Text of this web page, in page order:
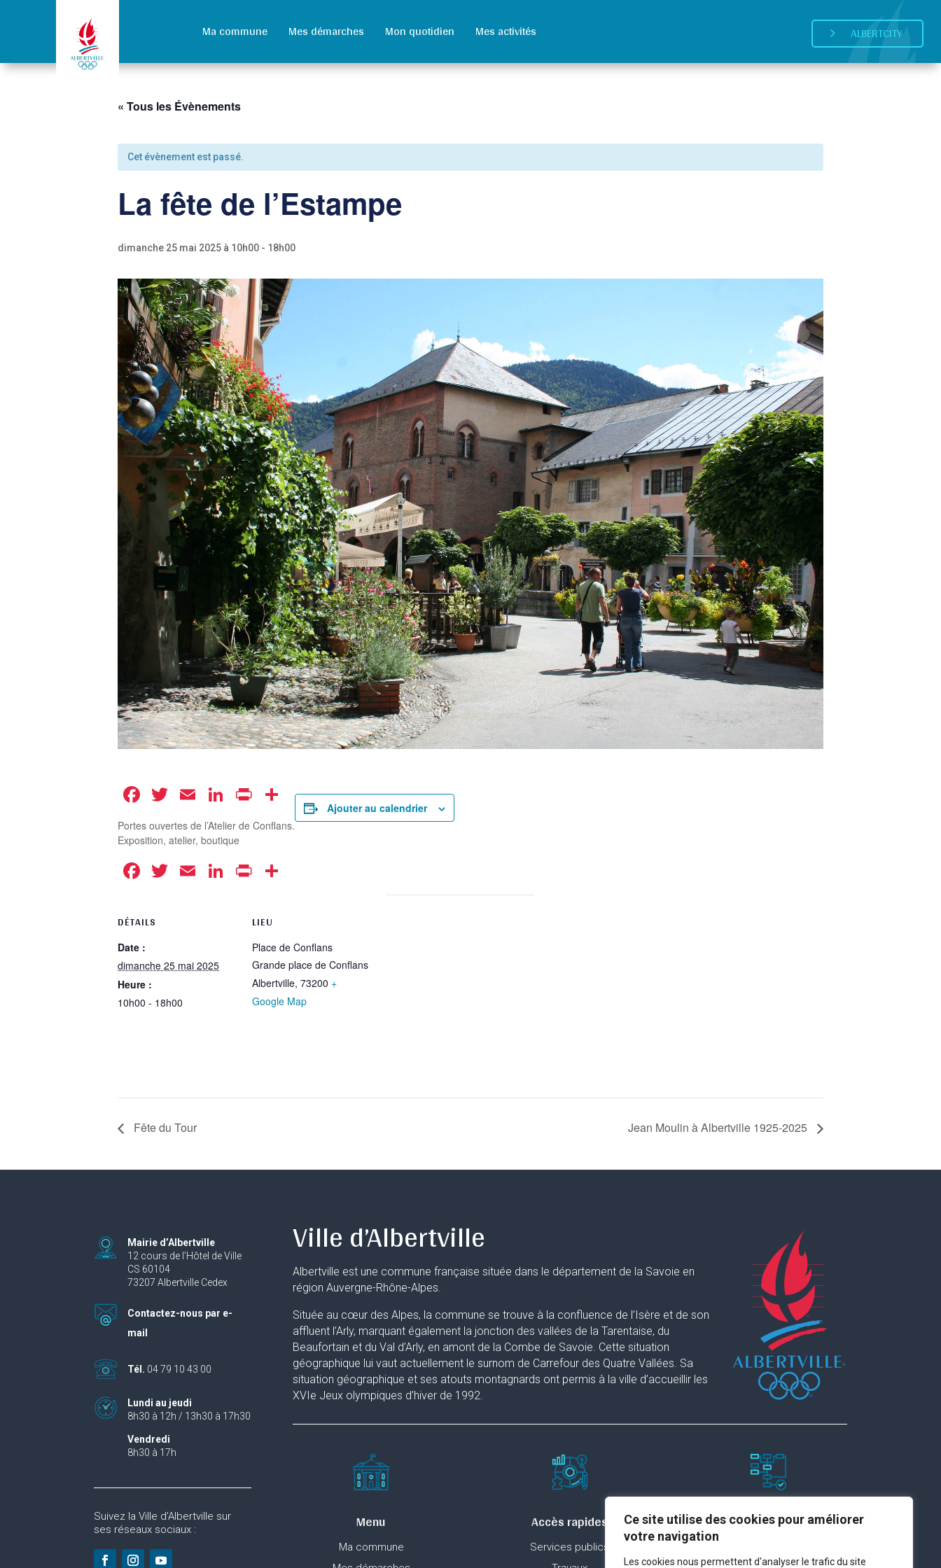
Ce site utilise des cookies pour améliorer
votre navigation
Les cookies nous permettent d'analyser le trafic du site
Ma commune Mes démarches Mon quotidien Mes activités 5 ALBERTCITY
« Tous les Évènements
Cet évènement est passé.
La fête de l’Estampe
dimanche 25 mai 2025 à 10h00 - 18h00
Facebook
Twitter
EmailLinkedIn
PrintPartager
Portes ouvertes de l’Atelier de Conflans.
Exposition, atelier, boutique
Facebook
Twitter
EmailLinkedIn
Print
Ajouter au calendrier
DÉTAILS
Date :
dimanche 25 mai 2025
Heure :
10h00 - 18h00
LIEU
Place de Conflans
Grande place de Conflans
Albertville, 73200 +
Google Map
Fête du Tour Jean Moulin à Albertville 1925-2025
Mairie d’Albertville
12 cours de l’Hôtel de Ville
CS 60104
73207 Albertville Cedex
Contactez-nous par e-
mail
Tél. 04 79 10 43 00
Lundi au jeudi
8h30 à 12h / 13h30 à 17h30
Vendredi
8h30 à 17h
Suivez la Ville d’Albertville sur
ses réseaux sociaux :
Ville d’Albertville
Albertville est une commune française située dans le département de la Savoie en
région Auvergne-Rhône-Alpes.
Située au cœur des Alpes, la commune se trouve à la confluence de l’Isère et de son
affluent l’Arly, marquant également la jonction des vallées de la Tarentaise, du
Beaufortain et du Val d’Arly, en amont de la Combe de Savoie. Cette situation
géographique lui vaut actuellement le surnom de Carrefour des Quatre Vallées. Sa
situation géographique et ses atouts montagnards ont permis à la ville d’accueillir les
XVIe Jeux olympiques d’hiver de 1992.
Menu
Ma commune
Accès rapides
Services publics
Paramètres du site